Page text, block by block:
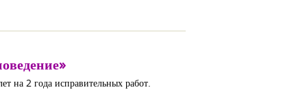
на 2 года исправительных работ.